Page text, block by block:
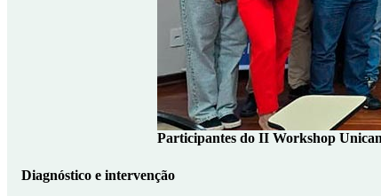
Participantes do II Workshop
Diagnóstico e intervenção